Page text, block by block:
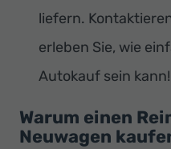
liefern.
erleben Sie, wie
Autokauf sein kann!
Warum einen
Neuwagen